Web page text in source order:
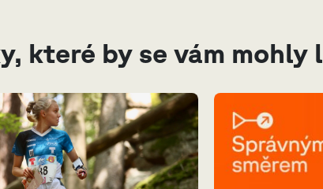
které by se vám mohly